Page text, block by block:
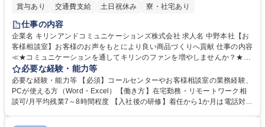
賞与あり
交通費支給 土日祝休み 寮・社宅あり
仕事の内容
企業名 キリンアンドコミュニケーションズ株式会社 求人名 中野本社【お
客様相談室】お客様のお声をもとにより良い商品づくりへ貢献 仕事の内容
≪★コミュニケーションを通してキリンのファンを増やしませんか？★≫
お客様のお声をより良い商品づくりに活かしていく上で、窓口となるお客
様相談室でのお仕事です。 日々お客様からいただくキリングループへのご
意見を、企業活動に活かしています。お客様からの声に迅速かつ誠意をも
って対応、情報提供するとともにグループ内活動に反映しています。 【具
必要な経験・能力等
必要な経験・能力等 【必須】コールセンターやお客様相談室の業務経験、
PCが使える方（Word・Excel）【働き方】在宅勤務・リモートワーク相
談可/月平均残業7～8時間程度 【入社後の研修】着任から1か月は電話対応